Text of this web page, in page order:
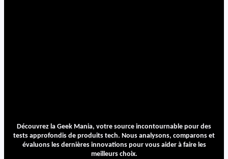
Découvrez la Geek Mania, votre source incontournable pour des
tests approfondis de produits tech. Nous analysons, comparons et
évaluons les dernières innovations pour vous aider à faire les
meilleurs choix.